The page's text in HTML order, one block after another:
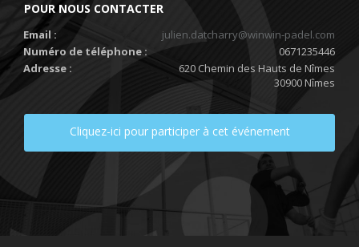
POUR NOUS CONTACTER
Email :
julien.datcharry@winwin-padel.com
Numéro de téléphone :
0671235446
Adresse :
620 Chemin des Hauts de Nîmes
30900 Nîmes
Cliquez-ici pour participer à cet événement